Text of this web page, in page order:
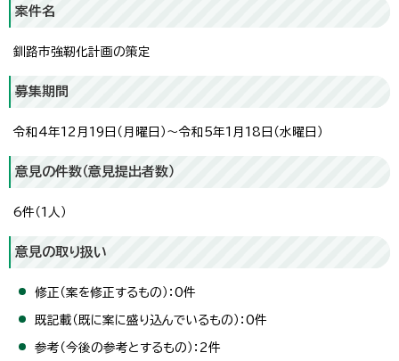
案件名
釧路市強靭化計画の策定
募集期間
令和4年12月19日（月曜日）～令和5年1月18日（水曜日）
意見の件数（意見提出者数）
6件（1人）
意見の取り扱い
修正（案を修正するもの）：0件
既記載（既に案に盛り込んでいるもの）：0件
参考（今後の参考とするもの）：2件